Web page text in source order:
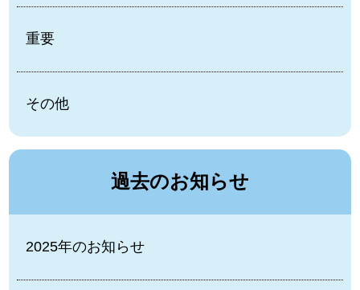
重要
その他
過去のお知らせ
2025年のお知らせ